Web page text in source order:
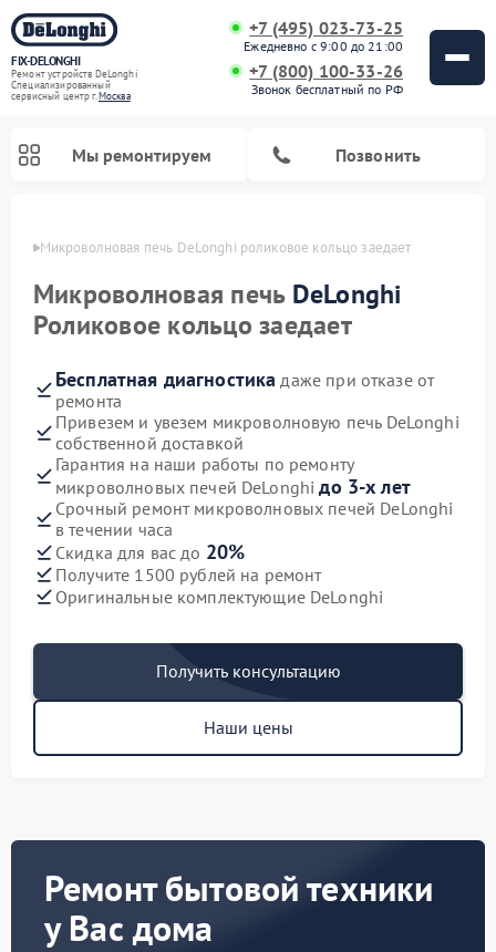
FIX-DELONGHI
Ремонт устройств DeLonghi
Специализированный
cервисный центр г.Москва
+7 (495) 023-73-25
Ежедневно с 9:00 до 21:00
+7 (800) 100-33-26
Звонок бесплатный по РФ
Мы ремонтируем Позвонить
Микроволновая печь DeLonghi роликовое кольцо заедает
Микроволновая печь DeLonghi
Роликовое кольцо заедает
Бесплатная диагностика даже при отказе от
ремонта
Привезем и увезем микроволновую печь DeLonghi
собственной доставкой
Гарантия на наши работы по ремонту
микроволновых печей DeLonghiдо 3-х лет
Срочный ремонт микроволновых печей DeLonghi
в течении часа
Скидка для вас до 20%
Получите 1500 рублей на ремонт
Оригинальные комплектующие DeLonghi
Получить консультацию
Наши цены
Ремонт бытовой техники
у Вас дома